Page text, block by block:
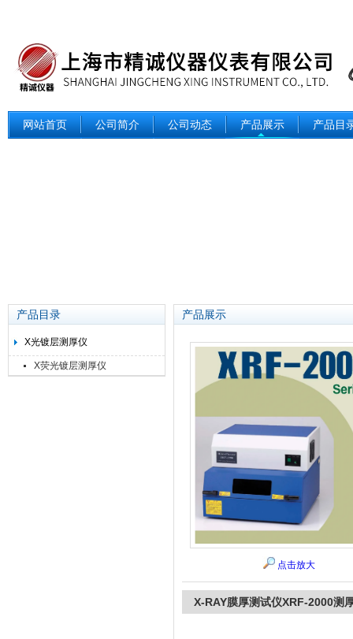
网站首页 公司简介 公司动态 产品展示 产品目
产品目录
X光镀层测厚仪
X荧光镀层测厚仪
产品展示
点击放大
X-RAY膜厚测试仪XRF-2000测